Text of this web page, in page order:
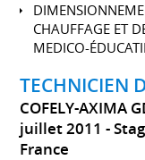
CHAUFFAGE ET
MEDICO-
TECHNICIEN
COFELY-AXIMA
juillet 2011
France